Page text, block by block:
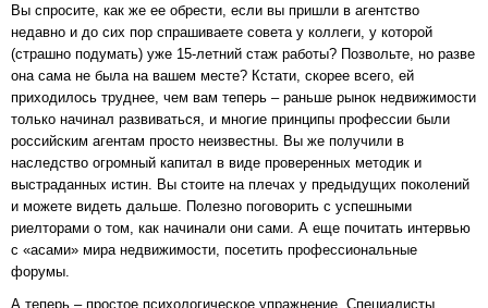
Вы спросите, как же ее обрести, если вы пришли в агентство
недавно и до сих пор спрашиваете совета у коллеги, у которой
(страшно подумать) уже 15-летний стаж работы? Позвольте, но разве
она сама не была на вашем месте? Кстати, скорее всего, ей
приходилось труднее, чем вам теперь – раньше рынок недвижимости
только начинал развиваться, и многие принципы профессии были
российским агентам просто неизвестны. Вы же получили в
наследство огромный капитал в виде проверенных методик и
выстраданных истин. Вы стоите на плечах у предыдущих поколений
и можете видеть дальше. Полезно поговорить с успешными
риелторами о том, как начинали они сами. А еще почитать интервью
с «асами» мира недвижимости, посетить профессиональные
форумы.
А теперь – простое психологическое упражнение. Специалисты